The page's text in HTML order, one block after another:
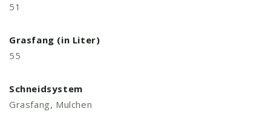
51
Grasfang (in Liter)
55
Schneidsystem
Grasfang, Mulchen